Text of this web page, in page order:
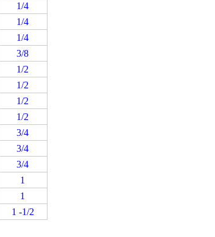
1/4
1/4
1/4
3/8
1/2
1/2
1/2
1/2
3/4
3/4
3/4
1
1
1 -1/2